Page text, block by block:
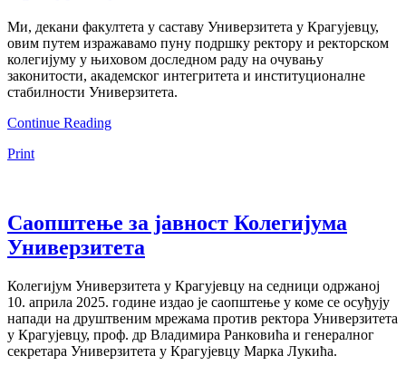
Ми, декани факултета у саставу Универзитета у Крагујевцу,
овим путем изражавамо пуну подршку ректору и ректорском
колегијуму у њиховом доследном раду на очувању
законитости, академског интегритета и институционалне
стабилности Универзитета.
Continue Reading
Print
Саопштење за јавност Колегијума
Универзитета
Колегијум Универзитета у Крагујевцу на седници одржаној
10. априла 2025. године издао је саопштење у коме се осуђују
напади на друштвеним мрежама против ректора Универзитета
у Крагујевцу, проф. др Владимира Ранковића и генералног
секретара Универзитета у Крагујевцу Марка Лукића.